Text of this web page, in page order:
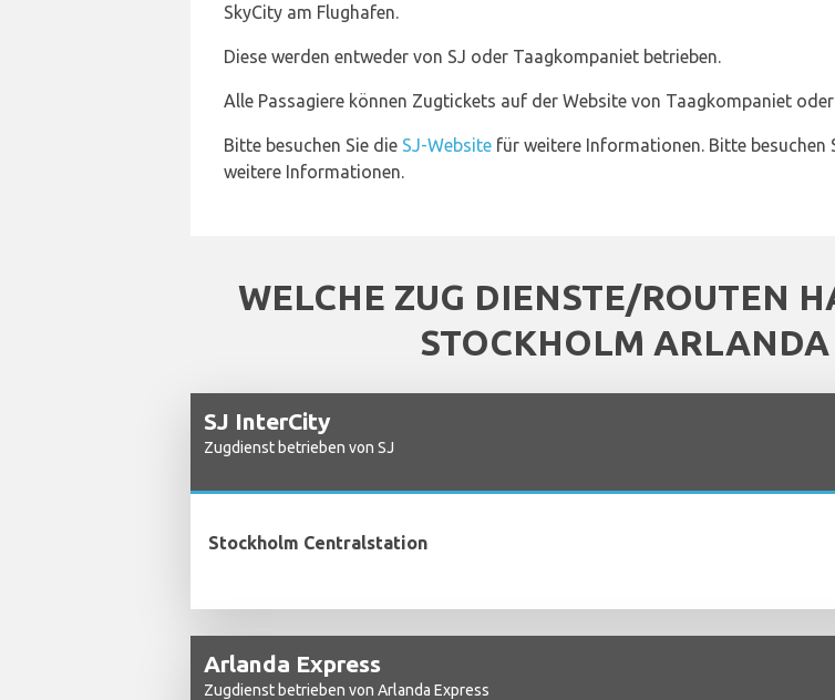
SkyCity am Flughafen.
Diese werden entweder von SJ oder Taagkompaniet betrieben.
Alle Passagiere können Zugtickets auf der Website von Taagkompaniet
Bitte besuchen Sie die SJ-Website für weitere Informationen. Bitte besuchen
weitere Informationen.
WELCHE ZUG DIENSTE/ROUTEN
STOCKHOLM
SJ InterCity
Zugdienst betrieben von SJ
Stockholm Centralstation
Arlanda Express
Zugdienst betrieben von Arlanda Express